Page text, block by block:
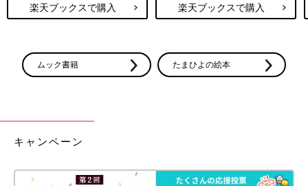
楽天ブックスで購入 楽天ブックスで購入
ムック書籍 たまひよの絵本
キャンペーン